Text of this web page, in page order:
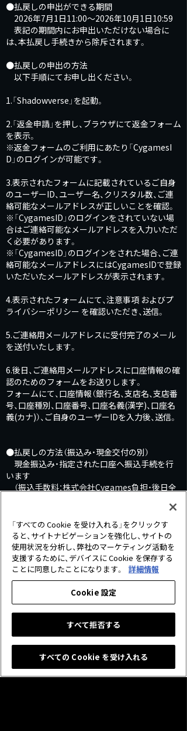
●払戻しの申出ができる期間
2026年7月1日11:00～2026年10月1日10:59
表記の期間内にお申出いただけない場合に
は、本払戻し手続きから除斥されます。
●払戻しの申出の方法
以下手順にてお申し出ください。
1.「Shadowverse」を起動。
2.「返金申請」を押し、ブラウザにて返金フォーム
を表示。
※返金フォームのご利用にあたり「CygamesI
D」のログインが可能です。
3.表示されたフォームに記載されているご自身
のユーザーID、ユーザー名、クリスタル数、ご連
絡可能なメールアドレスが正しいことを確認。
※「CygamesID」のログインをされていない場
合はご連絡可能なメールアドレスを入力いただ
く必要があります。
※「CygamesID」のログインをされた場合、ご連
絡可能なメールアドレスにはCygamesIDで登録
いただいたメールアドレスが表示されます。
4.表示されたフォームにて、注意事項 およびプ
ライバシーポリシー を確認いただき、送信。
5.ご連絡用メールアドレスに受付完了のメール
を送付いたします。
6.後日、ご連絡用メールアドレスに口座情報の確
認のためのフォームをお送りします。
フォームにて、口座情報（銀行名、支店名、支店番
号、口座種別、口座番号、口座名義(漢字)、口座名
義(カナ)）、ご自身のユーザーIDを入力後、送信。
●払戻しの方法（振込み・現金交付の別）
現金振込み・指定された口座へ振込手続を行
います
（振込手数料：株式会社Cygames負担・後日全
●注意事項
・ご本人様確認のため、払戻しは「Shadowvers
e」アプリ内のフォームから申請していただく必
要があります。未使用のクリスタルをお持ちの
方は、払戻しが完了するまではアプリをアンイン
ストールしないようお願いいたします。
・ご指定いただく口座は日本国内のみとさせて
いただきます。
・お振込は2026年10月1日以降から順次お振込
みさせていただきます。
・払戻しが完了するまで、本アプリを削除しない
ようご注意ください。
・調査の結果、お客様のアカウントに未使用の
「クリスタル」を保有されていなかった場合、払
「すべての Cookie を受け入れる」をクリックす
ると、サイトナビゲーションを強化し、サイトの
使用状況を分析し、弊社のマーケティング活動を
支援するために、デバイスに Cookie を保存する
ことに同意したことになります。
詳細情報
Cookie 設定
すべて拒否する
すべての Cookie を受け入れる